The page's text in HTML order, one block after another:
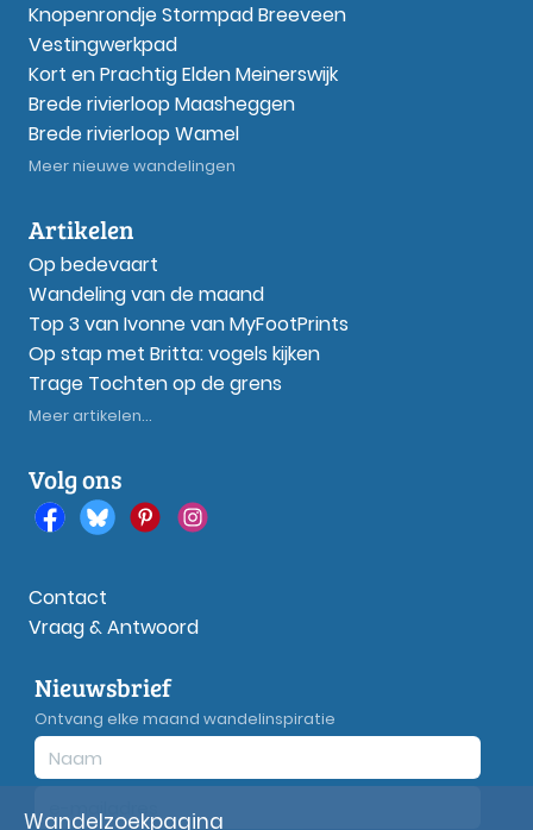
Knopenrondje Stormpad Breeveen
Vestingwerkpad
Kort en Prachtig Elden Meinerswijk
Brede rivierloop Maasheggen
Brede rivierloop Wamel
Meer nieuwe wandelingen
Artikelen
Op bedevaart
Wandeling van de maand
Top 3 van Ivonne van MyFootPrints
Op stap met Britta: vogels kijken
Trage Tochten op de grens
Meer artikelen...
Volg ons
Contact
Vraag & Antwoord
Nieuwsbrief
Ontvang elke maand wandelinspiratie
Wandelzoekpagina